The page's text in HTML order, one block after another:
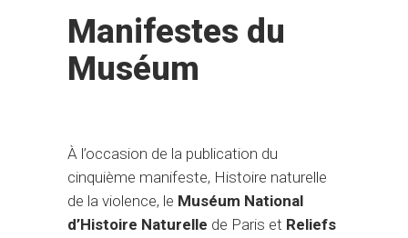
Manifestes du
Muséum
À l’occasion de la publication du
cinquième manifeste, Histoire naturelle
de la violence, le Muséum National
d’Histoire Naturelle de Paris et Reliefs